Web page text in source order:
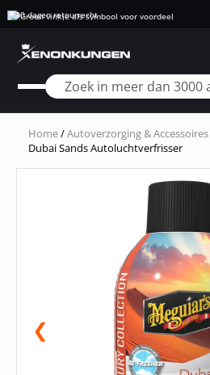
30 dagen retourrecht
Home/Autoverzorging & Accessoires
Dubai Sands Autoluchtverfrisser
❮